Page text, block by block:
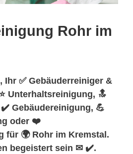
Rohr im
Ihr ✅ Gebäuderreiniger &
Unterhaltsreinigung, 🔝
Gebäudereinigung, 💪
oder ❤️
für 🌍 Rohr im Kremstal.
begeistert sein ✉ ✔️.